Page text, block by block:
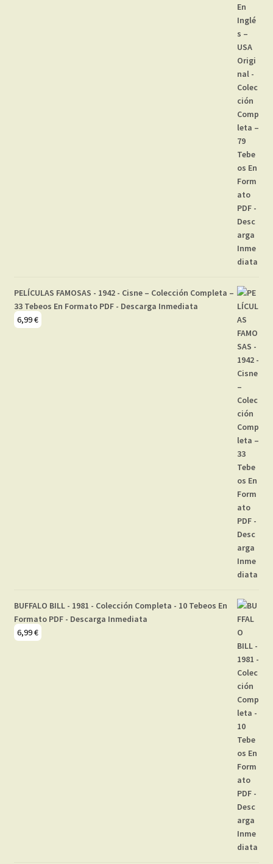
PELÍCULAS FAMOSAS - 1942 - Cisne – Colección Completa –
33 Tebeos En Formato PDF - Descarga Inmediata
6,99€
BUFFALO BILL - 1981 - Colección Completa - 10 Tebeos En
Formato PDF - Descarga Inmediata
6,99€